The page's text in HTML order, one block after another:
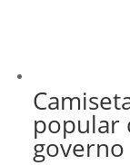
popular